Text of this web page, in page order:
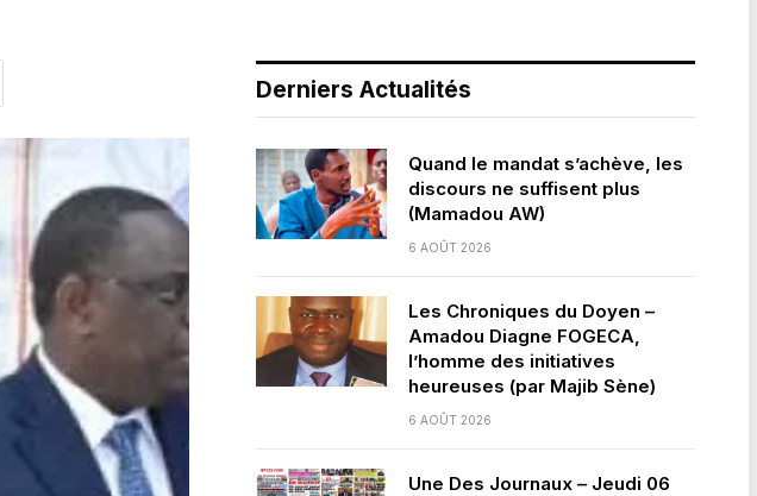
Derniers Actualités
Quand le mandat s’achève, les
discours ne suffisent plus
(Mamadou AW)
6 AOÛT 2026
Les Chroniques du Doyen –
Amadou Diagne FOGECA,
l’homme des initiatives
heureuses (par Majib Sène)
6 AOÛT 2026
Une Des Journaux – Jeudi 06